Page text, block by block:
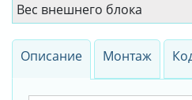
Вес внешнего блока
Описание Монтаж